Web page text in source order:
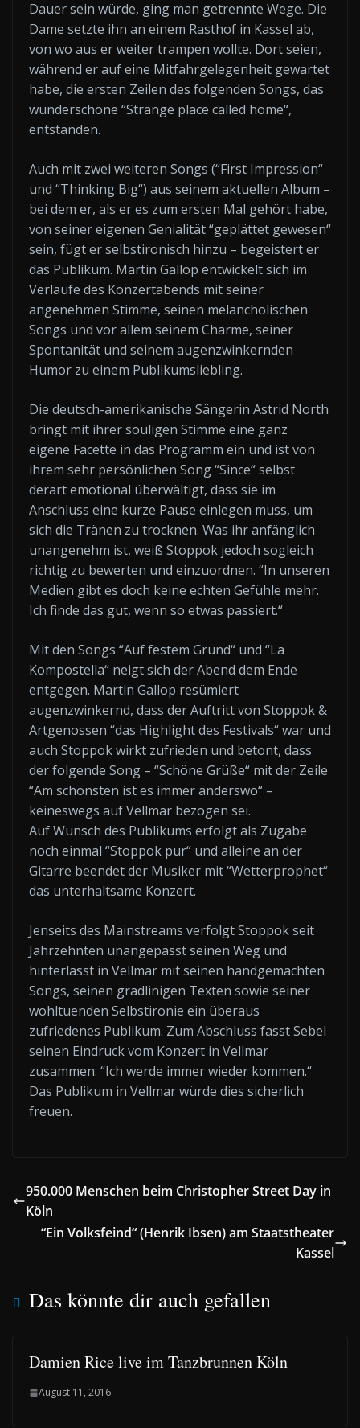
Dauer sein würde, ging man getrennte Wege. Die
Dame setzte ihn an einem Rasthof in Kassel ab,
von wo aus er weiter trampen wollte. Dort seien,
während er auf eine Mitfahrgelegenheit gewartet
habe, die ersten Zeilen des folgenden Songs, das
wunderschöne “Strange place called home“,
entstanden.
Auch mit zwei weiteren Songs (“First Impression“
und “Thinking Big“) aus seinem aktuellen Album –
bei dem er, als er es zum ersten Mal gehört habe,
von seiner eigenen Genialität “geplättet gewesen“
sein, fügt er selbstironisch hinzu – begeistert er
das Publikum. Martin Gallop entwickelt sich im
Verlaufe des Konzertabends mit seiner
angenehmen Stimme, seinen melancholischen
Songs und vor allem seinem Charme, seiner
Spontanität und seinem augenzwinkernden
Humor zu einem Publikumsliebling.
Die deutsch-amerikanische Sängerin Astrid North
bringt mit ihrer souligen Stimme eine ganz
eigene Facette in das Programm ein und ist von
ihrem sehr persönlichen Song “Since“ selbst
derart emotional überwältigt, dass sie im
Anschluss eine kurze Pause einlegen muss, um
sich die Tränen zu trocknen. Was ihr anfänglich
unangenehm ist, weiß Stoppok jedoch sogleich
richtig zu bewerten und einzuordnen. “In unseren
Medien gibt es doch keine echten Gefühle mehr.
Ich finde das gut, wenn so etwas passiert.“
Mit den Songs “Auf festem Grund“ und “La
Kompostella“ neigt sich der Abend dem Ende
entgegen. Martin Gallop resümiert
augenzwinkernd, dass der Auftritt von Stoppok &
Artgenossen “das Highlight des Festivals“ war und
auch Stoppok wirkt zufrieden und betont, dass
der folgende Song – “Schöne Grüße“ mit der Zeile
“Am schönsten ist es immer anderswo“ –
keineswegs auf Vellmar bezogen sei.
Auf Wunsch des Publikums erfolgt als Zugabe
noch einmal “Stoppok pur“ und alleine an der
Gitarre beendet der Musiker mit “Wetterprophet“
das unterhaltsame Konzert.
Jenseits des Mainstreams verfolgt Stoppok seit
Jahrzehnten unangepasst seinen Weg und
hinterlässt in Vellmar mit seinen handgemachten
Songs, seinen gradlinigen Texten sowie seiner
wohltuenden Selbstironie ein überaus
zufriedenes Publikum. Zum Abschluss fasst Sebel
seinen Eindruck vom Konzert in Vellmar
zusammen: “Ich werde immer wieder kommen.“
Das Publikum in Vellmar würde dies sicherlich
freuen.
950.000 Menschen beim Christopher Street Day in
Köln
“Ein Volksfeind“ (Henrik Ibsen) am Staatstheater
Kassel
Das könnte dir auch gefallen
Damien Rice live im Tanzbrunnen Köln
August 11, 2016